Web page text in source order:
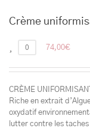
Crème
0 74,00€
CRÈME
Riche en extrait
oxydatif
lutter contre les